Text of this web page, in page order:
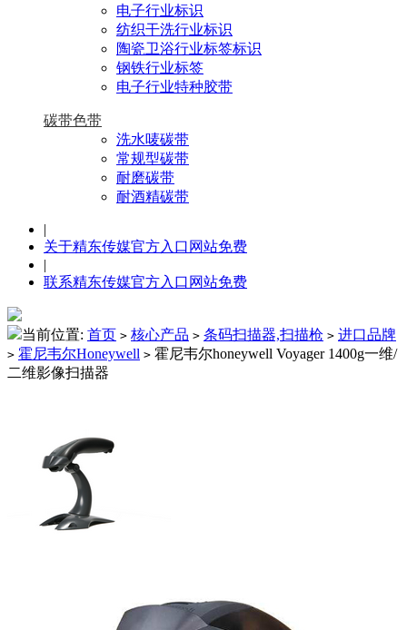
电子行业标识
纺织干洗行业标识
陶瓷卫浴行业标签标识
钢铁行业标签
电子行业特种胶带
碳带色带
洗水唛碳带
常规型碳带
耐磨碳带
耐酒精碳带
|
关于精东传媒官方入口网站免费
|
联系精东传媒官方入口网站免费
当前位置: 首页 > 核心产品 > 条码扫描器,扫描枪 > 进口品牌
> 霍尼韦尔Honeywell > 霍尼韦尔honeywell Voyager 1400g一维/
二维影像扫描器